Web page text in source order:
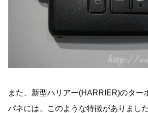
また、新型ハリアー(HARRIER)のター
パネには、このような特徴がありました